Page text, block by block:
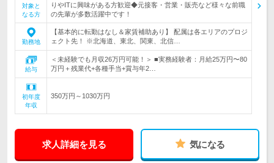
対象と
なる方
りやITに興味がある方歓迎◆元接客・営業・販売など様々な前職
の先輩が多数活躍中です！
勤務地
【基本的に転勤はなし＆家賃補助あり】 配属は各エリアのプロジ
ェクト先！ ※北海道、東北、関東、北信…
給与
＜未経験でも月収26万円可能！＞ ■実務経験者：月給25万円〜80
万円＋残業代+各種手当+賞与年2…
初年度
年収
350万円～1030万円
求人詳細を見る 気になる